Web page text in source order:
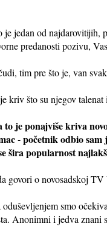
je jedan od najdarovitijih,
predanosti pozivu,
tim pre što je, van
kriv što su njegov talenat
to je ponajviše kriva
- početnik odbio
šira popularnost
govori o novosadskoj
oduševljenjem smo
Anonimni i jedva znani